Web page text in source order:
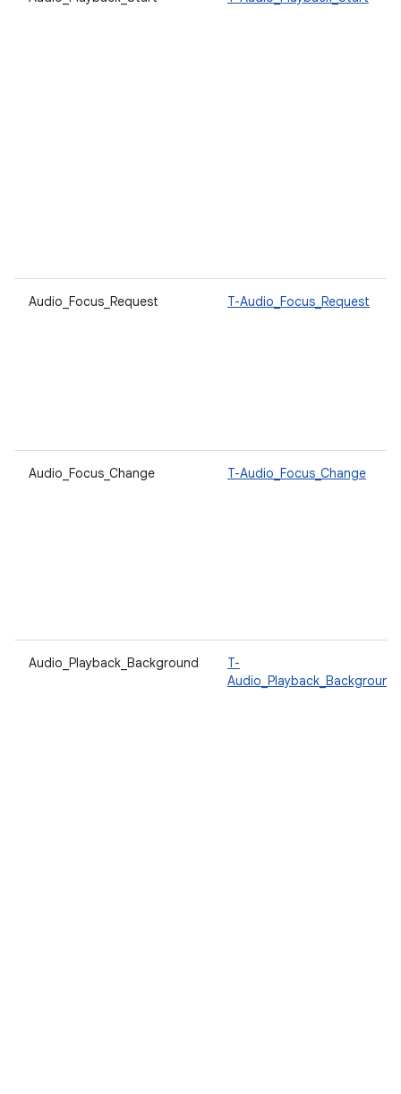
Audio_Focus_Request T-Audio_Focus_Request
Audio_Focus_Change T-Audio_Focus_Change
Audio_Playback_Background
T-
Audio_Playback_Background